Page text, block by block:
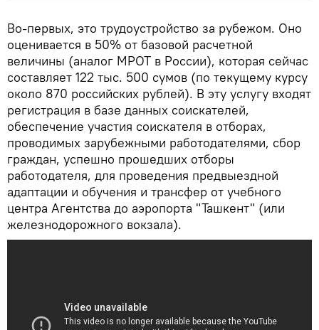
Во-первых, это трудоустройство за рубежом. Оно
оценивается в 50% от базовой расчетной
величины (аналог МРОТ в России), которая сейчас
составляет 122 тыс. 500 сумов (по текущему курсу
около 870 российских рублей). В эту услугу входят
регистрация в базе данных соискателей,
обеспечение участия соискателя в отборах,
проводимых зарубежными работодателями, сбор
граждан, успешно прошедших отборы
работодателя, для проведения предвыездной
адаптации и обучения и трансфер от учебного
центра Агентства до аэропорта "Ташкент" (или
железнодорожного вокзала).